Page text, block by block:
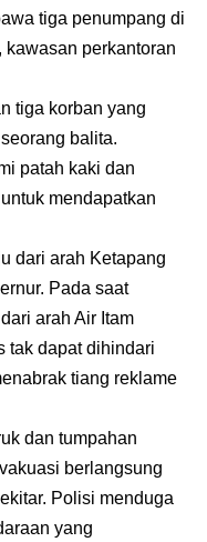
tiga penumpang di
kawasan perkantoran
tiga korban yang
balita.
patah kaki dan
mendapatkan
dari arah Ketapang
Pada saat
arah Air Itam
tak dapat dihindari
tiang reklame
dan tumpahan
berlangsung
Polisi menduga
yang